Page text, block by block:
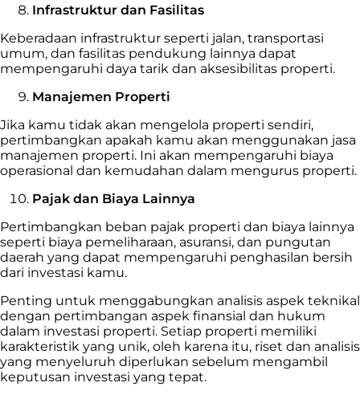
Infrastruktur dan Fasilitas
Keberadaan infrastruktur seperti jalan, transportasi
umum, dan fasilitas pendukung lainnya dapat
mempengaruhi daya tarik dan aksesibilitas properti.
Manajemen Properti
Jika kamu tidak akan mengelola properti sendiri,
pertimbangkan apakah kamu akan menggunakan jasa
manajemen properti. Ini akan mempengaruhi biaya
operasional dan kemudahan dalam mengurus properti.
Pajak dan Biaya Lainnya
Pertimbangkan beban pajak properti dan biaya lainnya
seperti biaya pemeliharaan, asuransi, dan pungutan
daerah yang dapat mempengaruhi penghasilan bersih
dari investasi kamu.
Penting untuk menggabungkan analisis aspek teknikal
dengan pertimbangan aspek finansial dan hukum
dalam investasi properti. Setiap properti memiliki
karakteristik yang unik, oleh karena itu, riset dan analisis
yang menyeluruh diperlukan sebelum mengambil
keputusan investasi yang tepat.